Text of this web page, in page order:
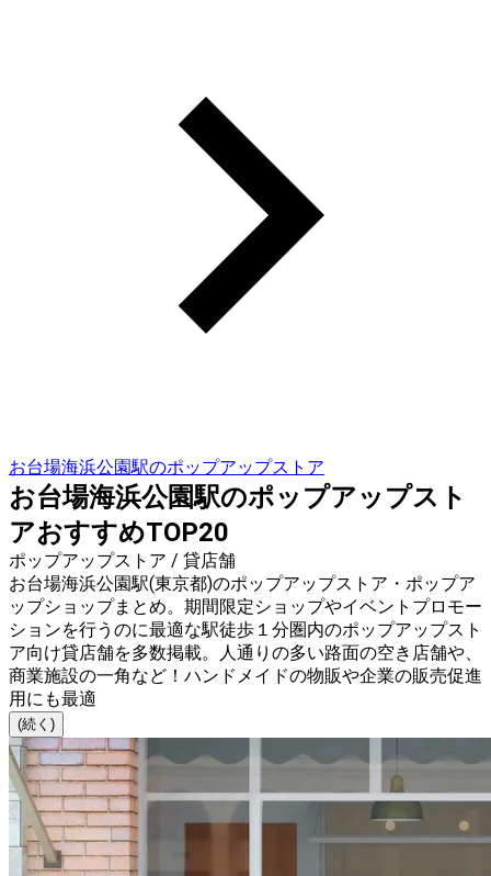
お台場海浜公園駅のポップアップストア
お台場海浜公園駅のポップアップスト
アおすすめTOP20
ポップアップストア / 貸店舗
お台場海浜公園駅(東京都)のポップアップストア・ポップア
ップショップまとめ。期間限定ショップやイベントプロモー
ションを行うのに最適な駅徒歩１分圏内のポップアップスト
ア向け貸店舗を多数掲載。人通りの多い路面の空き店舗や、
商業施設の一角など！ハンドメイドの物販や企業の販売促進
用にも最適
(続く)